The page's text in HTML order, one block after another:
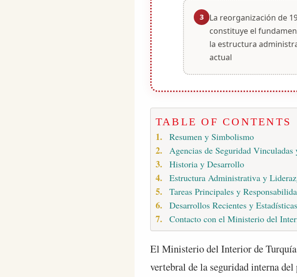
3
La reorganización de
constituye el
la estructura
actual
TABLE OF CONTENTS
Resumen y Simbolismo
Agencias de Seguridad Vinculadas
Historia y Desarrollo
Estructura Administrativa y
Tareas Principales y
Desarrollos Recientes y
Contacto con el Ministerio del
El Ministerio del Interior de
vertebral de la seguridad interna